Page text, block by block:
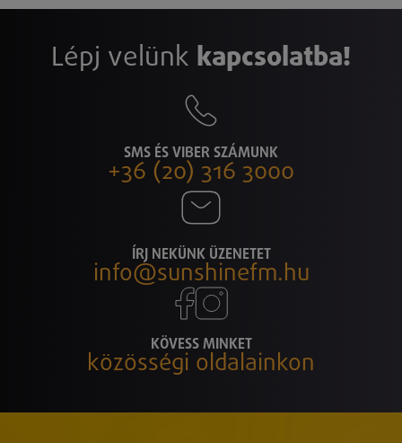
Lépj velünk kapcsolatba!
SMS ÉS VIBER SZÁMUNK
+36 (20) 316 3000
ÍRJ NEKÜNK ÜZENETET
info@sunshinefm.hu
KÖVESS MINKET
közösségi oldalainkon